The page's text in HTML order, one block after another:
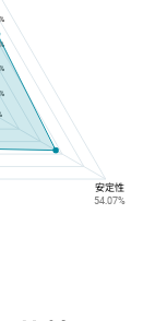
安定性
54.07%